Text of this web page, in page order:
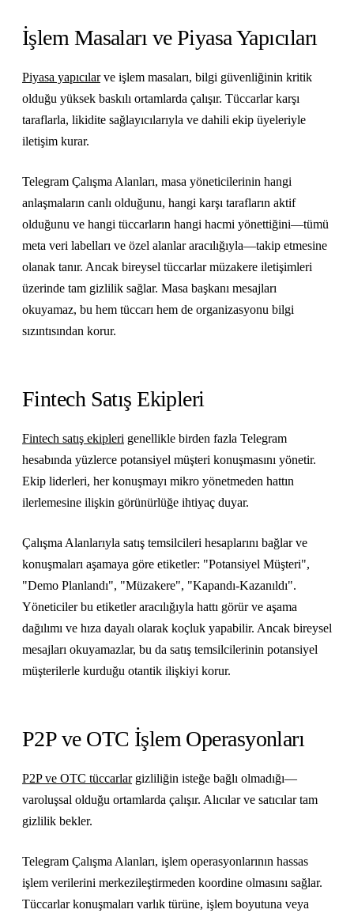
İşlem Masaları ve Piyasa Yapıcıları
Piyasa yapıcılarve işlem masaları, bilgi güvenliğinin kritik
olduğu yüksek baskılı ortamlarda çalışır. Tüccarlar karşı
taraflarla, likidite sağlayıcılarıyla ve dahili ekip üyeleriyle
iletişim kurar.
Telegram Çalışma Alanları, masa yöneticilerinin hangi
anlaşmaların canlı olduğunu, hangi karşı tarafların aktif
olduğunu ve hangi tüccarların hangi hacmi yönettiğini—tümü
meta veri labelları ve özel alanlar aracılığıyla—takip etmesine
olanak tanır. Ancak bireysel tüccarlar müzakere iletişimleri
üzerinde tam gizlilik sağlar. Masa başkanı mesajları
okuyamaz, bu hem tüccarı hem de organizasyonu bilgi
sızıntısından korur.
Fintech Satış Ekipleri
Fintech satış ekipleri genellikle birden fazla Telegram
hesabında yüzlerce potansiyel müşteri konuşmasını yönetir.
Ekip liderleri, her konuşmayı mikro yönetmeden hattın
ilerlemesine ilişkin görünürlüğe ihtiyaç duyar.
Çalışma Alanlarıyla satış temsilcileri hesaplarını bağlar ve
konuşmaları aşamaya göre etiketler: "Potansiyel Müşteri",
"Demo Planlandı", "Müzakere", "Kapandı-Kazanıldı".
Yöneticiler bu etiketler aracılığıyla hattı görür ve aşama
dağılımı ve hıza dayalı olarak koçluk yapabilir. Ancak bireysel
mesajları okuyamazlar, bu da satış temsilcilerinin potansiyel
müşterilerle kurduğu otantik ilişkiyi korur.
P2P ve OTC İşlem Operasyonları
P2P ve OTC tüccarlargizliliğin isteğe bağlı olmadığı—
varoluşsal olduğu ortamlarda çalışır. Alıcılar ve satıcılar tam
gizlilik bekler.
Telegram Çalışma Alanları, işlem operasyonlarının hassas
işlem verilerini merkezileştirmeden koordine olmasını sağlar.
Tüccarlar konuşmaları varlık türüne, işlem boyutuna veya